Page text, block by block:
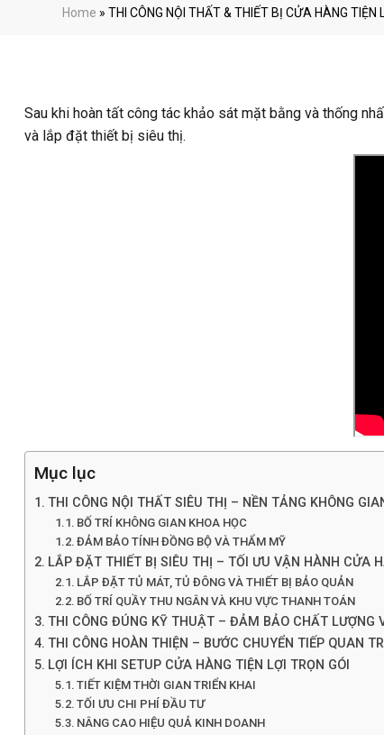
Home » THI CÔNG NỘI THẤT & THIẾT BỊ CỬA HÀNG TIỆN
Sau khi hoàn tất công tác khảo sát mặt bằng và thống
và lắp đặt thiết bị siêu thị.
Mục lục
THI CÔNG NỘI THẤT SIÊU THỊ – NỀN TẢNG KHÔNG
BỐ TRÍ KHÔNG GIAN KHOA HỌC
ĐẢM BẢO TÍNH ĐỒNG BỘ VÀ THẨM MỸ
LẮP ĐẶT THIẾT BỊ SIÊU THỊ – TỐI ƯU VẬN HÀNH CỬA
LẮP ĐẶT TỦ MÁT, TỦ ĐÔNG VÀ THIẾT BỊ BẢO QUẢN
BỐ TRÍ QUẦY THU NGÂN VÀ KHU VỰC THANH TOÁN
THI CÔNG ĐÚNG KỸ THUẬT – ĐẢM BẢO CHẤT LƯỢNG
THI CÔNG HOÀN THIỆN – BƯỚC CHUYỂN TIẾP QUAN
LỢI ÍCH KHI SETUP CỬA HÀNG TIỆN LỢI TRỌN GÓI
TIẾT KIỆM THỜI GIAN TRIỂN KHAI
TỐI ƯU CHI PHÍ ĐẦU TƯ
NÂNG CAO HIỆU QUẢ KINH DOANH